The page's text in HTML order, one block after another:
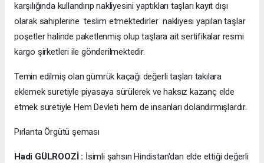
karşılığında kullandırıp nakliyesini yaptıkları taşları kayıt dışı
olarak sahiplerine teslim etmektedirler nakliyesi yapılan taşlar
poşetler halinde paketlenmiş olup taşlara ait sertifikalar resmi
kargo şirketleri ile gönderilmektedir.
Temin edilmiş olan gümrük kaçağı değerli taşları takılara
eklemek suretiyle piyasaya sürülerek ve haksız kazanç elde
etmek suretiyle Hem Devleti hem de insanları dolandırmışlardır.
Pırlanta Örgütü şeması
Hadi GÜLROOZİ : İsimli şahsın Hindistan'dan elde ettiği değerli